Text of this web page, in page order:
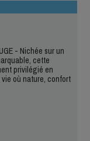
- Nichée sur un
cette
privilégié en
où nature, confort